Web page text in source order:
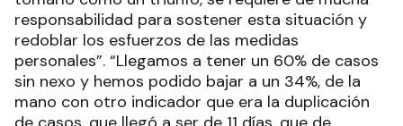
responsabilidad para sostener esta situación y
redoblar los esfuerzos de las medidas
personales”. “Llegamos a tener un 60% de casos
sin nexo y hemos podido bajar a un 34%, de la
mano con otro indicador que era la duplicación